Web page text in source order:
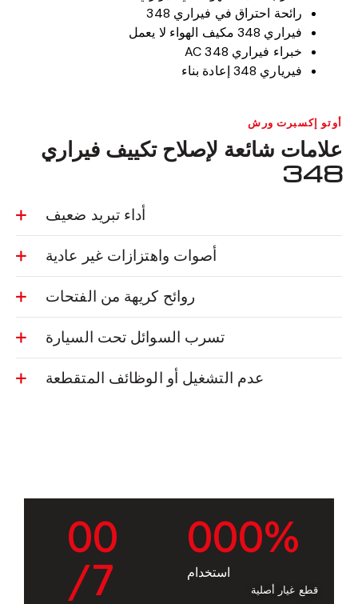
رائحة احتراق في فيراري 348
فيراري 348 مكيف الهواء لا يعمل
خبراء فيراري 348 AC
فيرياري 348 إعادة بناء
أوتو إكسبرت ورش
علامات شائعة لإصلاح تكييف فيراري
348
أداء تبريد ضعيف
أصوات واهتزازات غير عادية
روائح كريهة من الفتحات
تسرب السوائل تحت السيارة
عدم التشغيل أو الوظائف المتقطعة
000%
استخدام
قطع غيار أصلية
00
/7